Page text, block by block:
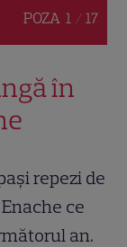
POZA 1 / 17
în
repezi de
ce
an.